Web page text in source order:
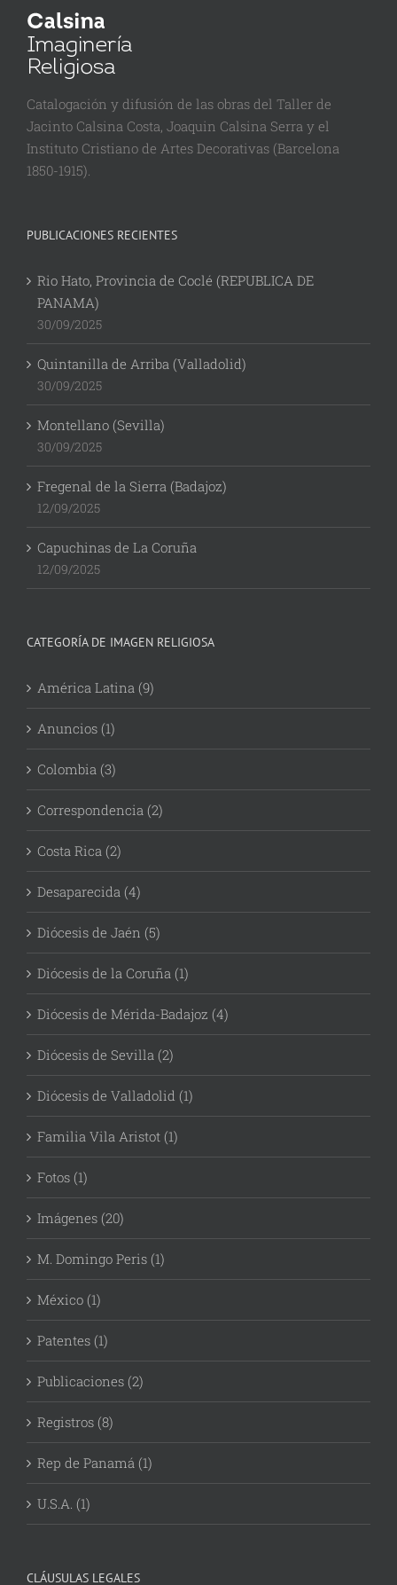
Catalogación y difusión de las obras del Taller de
Jacinto Calsina Costa, Joaquin Calsina Serra y el
Instituto Cristiano de Artes Decorativas (Barcelona
1850-1915).
PUBLICACIONES RECIENTES
Rio Hato, Provincia de Coclé (REPUBLICA DE
PANAMA)
30/09/2025
Quintanilla de Arriba (Valladolid)
30/09/2025
Montellano (Sevilla)
30/09/2025
Fregenal de la Sierra (Badajoz)
12/09/2025
Capuchinas de La Coruña
12/09/2025
CATEGORÍA DE IMAGEN RELIGIOSA
América Latina (9)
Anuncios (1)
Colombia (3)
Correspondencia (2)
Costa Rica (2)
Desaparecida (4)
Diócesis de Jaén (5)
Diócesis de la Coruña (1)
Diócesis de Mérida-Badajoz (4)
Diócesis de Sevilla (2)
Diócesis de Valladolid (1)
Familia Vila Aristot (1)
Fotos (1)
Imágenes (20)
M. Domingo Peris (1)
México (1)
Patentes (1)
Publicaciones (2)
Registros (8)
Rep de Panamá (1)
U.S.A. (1)
CLÁUSULAS LEGALES